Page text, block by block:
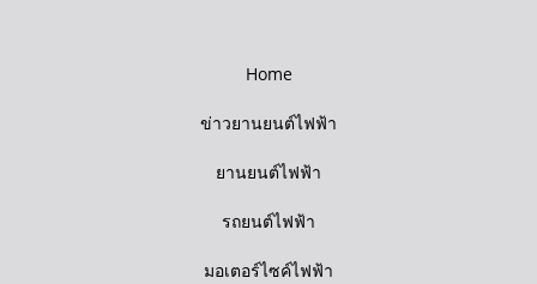
Home
ข่าวยานยนต์ไฟฟ้า
ยานยนต์ไฟฟ้า
รถยนต์ไฟฟ้า
มอเตอร์ไซค์ไฟฟ้า